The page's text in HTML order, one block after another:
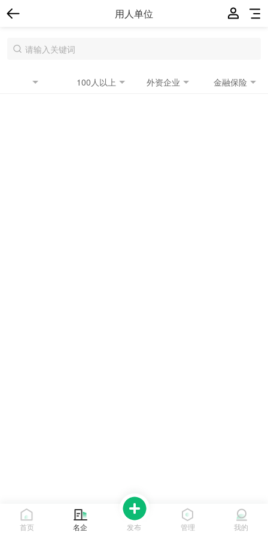
用人单位
100人以上 外资企业 金融保险
首页 名企 发布 管理 我的